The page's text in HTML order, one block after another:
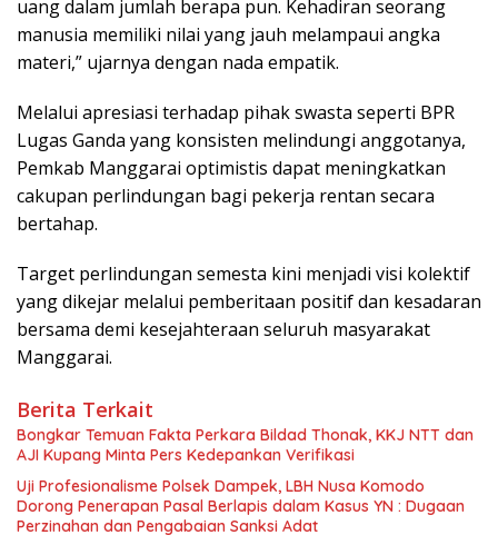
uang dalam jumlah berapa pun. Kehadiran seorang
manusia memiliki nilai yang jauh melampaui angka
materi,” ujarnya dengan nada empatik.
Melalui apresiasi terhadap pihak swasta seperti BPR
Lugas Ganda yang konsisten melindungi anggotanya,
Pemkab Manggarai optimistis dapat meningkatkan
cakupan perlindungan bagi pekerja rentan secara
bertahap.
Target perlindungan semesta kini menjadi visi kolektif
yang dikejar melalui pemberitaan positif dan kesadaran
bersama demi kesejahteraan seluruh masyarakat
Manggarai.
Berita Terkait
Bongkar Temuan Fakta Perkara Bildad Thonak, KKJ NTT dan
AJI Kupang Minta Pers Kedepankan Verifikasi
Uji Profesionalisme Polsek Dampek, LBH Nusa Komodo
Dorong Penerapan Pasal Berlapis dalam Kasus YN : Dugaan
Perzinahan dan Pengabaian Sanksi Adat